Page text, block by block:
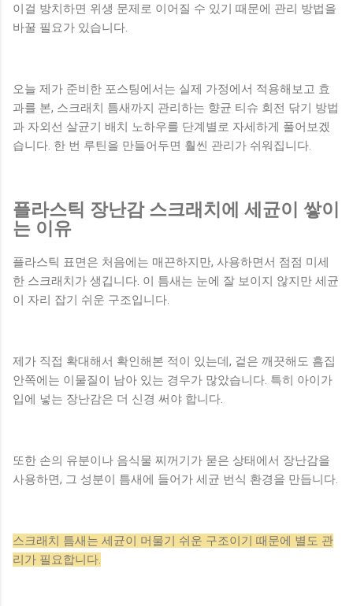
이걸 방치하면 위생 문제로 이어질 수 있기 때문에 관리 방법을
바꿀 필요가 있습니다.
오늘 제가 준비한 포스팅에서는 실제 가정에서 적용해보고 효
과를 본, 스크래치 틈새까지 관리하는 향균 티슈 회전 닦기 방법
과 자외선 살균기 배치 노하우를 단계별로 자세하게 풀어보겠
습니다. 한 번 루틴을 만들어두면 훨씬 관리가 쉬워집니다.
플라스틱 장난감 스크래치에 세균이 쌓이
는 이유
플라스틱 표면은 처음에는 매끈하지만, 사용하면서 점점 미세
한 스크래치가 생깁니다. 이 틈새는 눈에 잘 보이지 않지만 세균
이 자리 잡기 쉬운 구조입니다.
제가 직접 확대해서 확인해본 적이 있는데, 겉은 깨끗해도 흠집
안쪽에는 이물질이 남아 있는 경우가 많았습니다. 특히 아이가
입에 넣는 장난감은 더 신경 써야 합니다.
또한 손의 유분이나 음식물 찌꺼기가 묻은 상태에서 장난감을
사용하면, 그 성분이 틈새에 들어가 세균 번식 환경을 만듭니다.
스크래치 틈새는 세균이 머물기 쉬운 구조이기 때문에 별도 관
리가 필요합니다.